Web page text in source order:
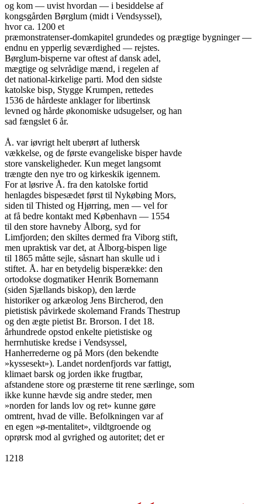
og kom — uvist hvordan — i besiddelse af
kongsgården Børglum (midt i Vendsyssel),
hvor ca. 1200 et
præmonstratenser-domkapitel grundedes og prægtige bygninger —
endnu en ypperlig seværdighed — rejstes.
Børglum-bisperne var oftest af dansk adel,
mægtige og selvrådige mænd, i regelen af
det national-kirkelige parti. Mod den sidste
katolske bisp, Stygge Krumpen, rettedes
1536 de hårdeste anklager for libertinsk
levned og hårde økonomiske udsugelser, og han
sad fængslet 6 år.
Å. var iøvrigt helt uberørt af luthersk
vækkelse, og de første evangeliske bisper havde
store vanskeligheder. Kun meget langsomt
trængte den nye tro og kirkeskik igennem.
For at løsrive Å. fra den katolske fortid
henlagdes bispesædet først til Nykøbing Mors,
siden til Thisted og Hjørring, men — vel for
at få bedre kontakt med København — 1554
til den store havneby Ålborg, syd for
Limfjorden; den skiltes dermed fra Viborg stift,
men upraktisk var det, at Ålborg-bispen lige
til 1865 måtte sejle, såsnart han skulle ud i
stiftet. Å. har en betydelig bisperække: den
ortodokse dogmatiker Henrik Bornemann
(siden Sjællands biskop), den lærde
historiker og arkæolog Jens Bircherod, den
pietistisk påvirkede skolemand Frands Thestrup
og den ægte pietist Br. Brorson. I det 18.
århundrede opstod enkelte pietistiske og
herrnhutiske kredse i Vendsyssel,
Hanherrederne og på Mors (den bekendte
»kyssesekt»). Landet nordenfjords var fattigt,
klimaet barsk og jorden ikke frugtbar,
afstandene store og præsterne tit rene særlinge, som
ikke kunne hævde sig andre steder, men
»norden for lands lov og ret» kunne gøre
omtrent, hvad de ville. Befolkningen var af
en egen »ø-mentalitet», vildtgroende og
oprørsk mod al gvrighed og autoritet; det er
1218